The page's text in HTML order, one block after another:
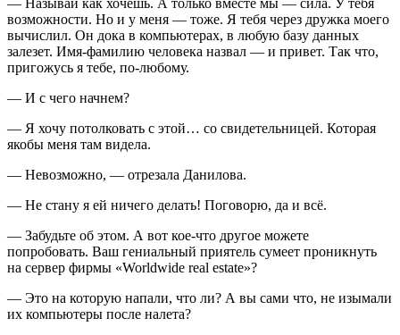
возможности. Но и у меня — тоже. Я тебя через дружка моего
вычислил. Он дока в компьютерах, в любую базу данных
залезет. Имя-фамилию человека назвал — и привет. Так что,
пригожусь я тебе, по-любому.
— И с чего начнем?
— Я хочу потолковать с этой… со свидетельницей. Которая
якобы меня там видела.
— Невозможно, — отрезала Данилова.
— Не стану я ей ничего делать! Поговорю, да и всё.
— Забудьте об этом. А вот кое-что другое можете
попробовать. Ваш гениальный приятель сумеет проникнуть
на сервер фирмы «Worldwide real estate»?
— Это на которую напали, что ли? А вы сами что, не изымали
их компьютеры после налета?